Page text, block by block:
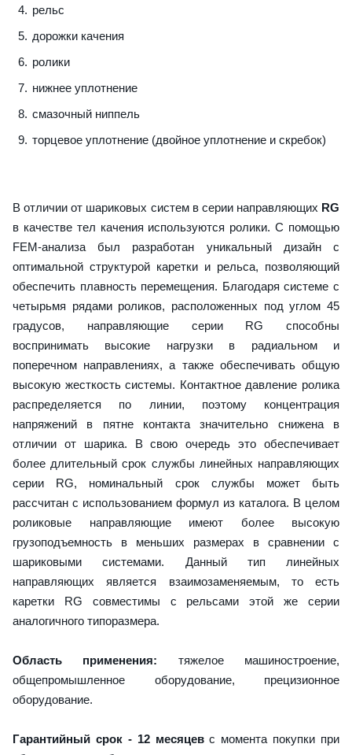
рельс
дорожки качения
ролики
нижнее уплотнение
смазочный ниппель
торцевое уплотнение (двойное уплотнение и скребок)
В отличии от шариковых систем в серии направляющих RG
в качестве тел качения используются ролики. С помощью
FEM-анализа был разработан уникальный дизайн с
оптимальной структурой каретки и рельса, позволяющий
обеспечить плавность перемещения. Благодаря системе с
четырьмя рядами роликов, расположенных под углом 45
градусов, направляющие серии RG способны
воспринимать высокие нагрузки в радиальном и
поперечном направлениях, а также обеспечивать общую
высокую жесткость системы. Контактное давление ролика
распределяется по линии, поэтому концентрация
напряжений в пятне контакта значительно снижена в
отличии от шарика. В свою очередь это обеспечивает
более длительный срок службы линейных направляющих
серии RG, номинальный срок службы может быть
рассчитан с использованием формул из каталога. В целом
роликовые направляющие имеют более высокую
грузоподъемность в меньших размерах в сравнении с
шариковыми системами. Данный тип линейных
направляющих является взаимозаменяемым, то есть
каретки RG совместимы с рельсами этой же серии
аналогичного типоразмера.
Область применения: тяжелое машиностроение,
общепромышленное оборудование, прецизионное
оборудование.
Гарантийный срок - 12 месяцевс момента покупки при